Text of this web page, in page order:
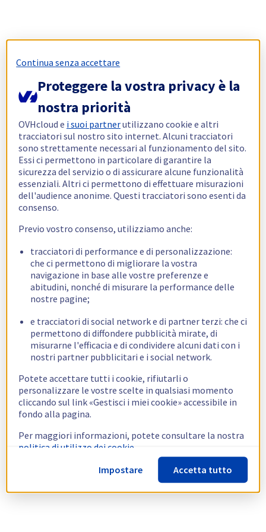
Continua senza accettare
Proteggere la vostra privacy è la
nostra priorità
OVHcloud e i suoi partnerutilizzano cookie e altri
tracciatori sul nostro sito internet. Alcuni tracciatori
sono strettamente necessari al funzionamento del sito.
Essi ci permettono in particolare di garantire la
sicurezza del servizio o di assicurare alcune funzionalità
essenziali. Altri ci permettono di effettuare misurazioni
dell'audience anonime. Questi tracciatori sono esenti da
consenso.
Previo vostro consenso, utilizziamo anche:
tracciatori di performance e di personalizzazione:
che ci permettono di migliorare la vostra
navigazione in base alle vostre preferenze e
abitudini, nonché di misurare la performance delle
nostre pagine;
e tracciatori di social network e di partner terzi: che ci
permettono di diffondere pubblicità mirate, di
misurarne l'efficacia e di condividere alcuni dati con i
nostri partner pubblicitari e i social network.
Potete accettare tutti i cookie, rifiutarli o
personalizzare le vostre scelte in qualsiasi momento
cliccando sul link «Gestisci i miei cookie» accessibile in
fondo alla pagina.
Per maggiori informazioni, potete consultare la nostra
politica di utilizzo dei cookie.
Impostare
Accetta tutto